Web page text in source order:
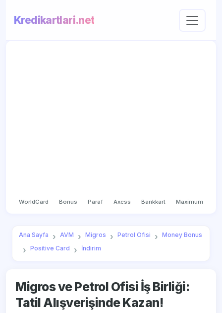
Kredikartlari.net
WorldCard Bonus Paraf Axess Bankkart Maximum
Ana Sayfa AVM Migros Petrol Ofisi
Money Bonus
Positive Card
İndirim
Migros ve Petrol Ofisi İş Birliği:
Tatil Alışverişinde Kazan!